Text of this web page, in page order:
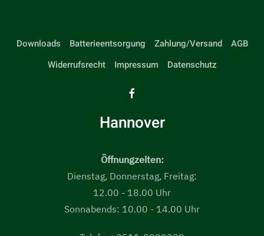
Downloads Batterieentsorgung Zahlung/Versand
AGB
Widerrufsrecht
Impressum Datenschutz
Hannover
Öffnungzeiten:
Dienstag, Donnerstag, Freitag:
12.00 - 18.00 Uhr
Sonnabends: 10.00 - 14.00 Uhr